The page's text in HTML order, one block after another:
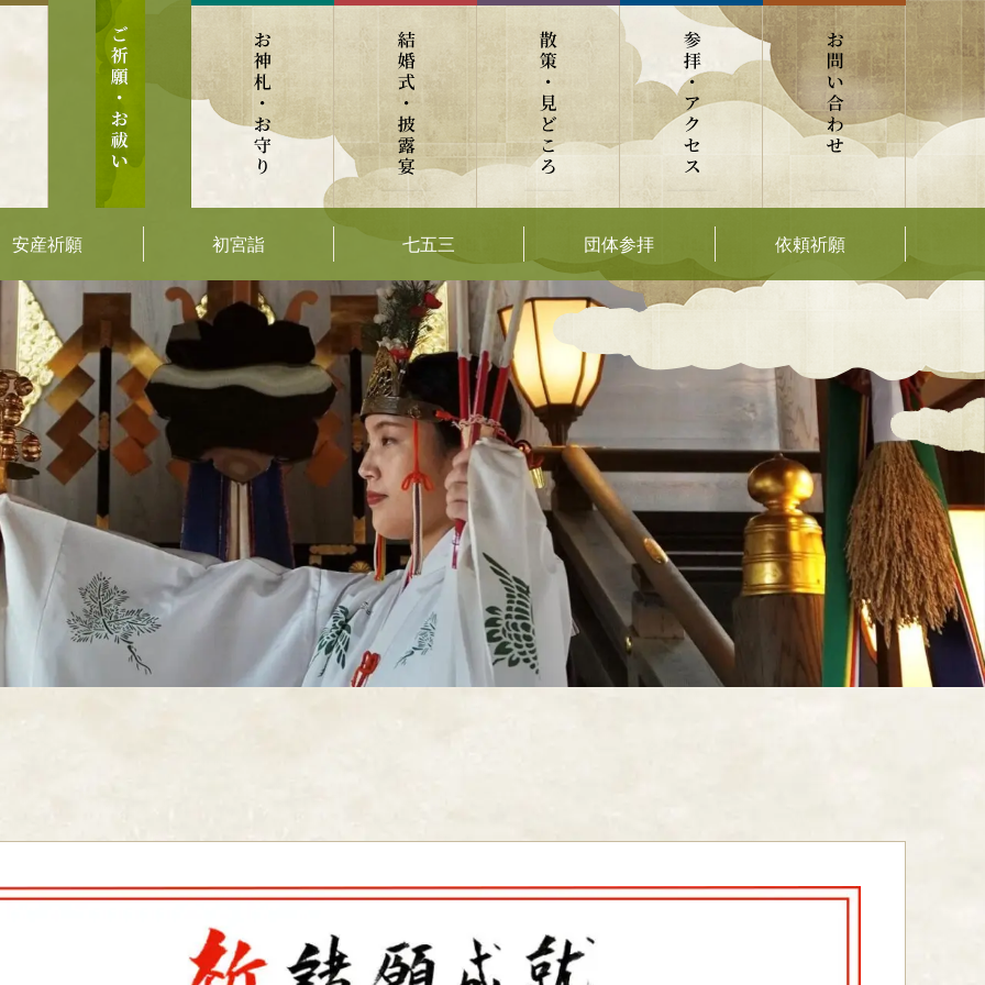
安産祈願 初宮詣 七五三 団体参拝 依頼祈願